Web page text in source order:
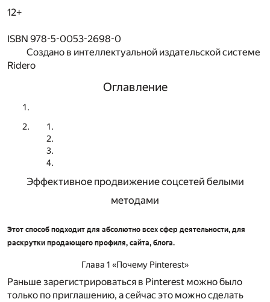
12+
ISBN 978-5-0053-2698-0
Создано в интеллектуальной издательской системе
Ridero
Оглавление
Эффективное продвижение соцсетей белыми
методами
Этот способ подходит для абсолютно всех сфер деятельности, для
раскрутки продающего профиля, сайта, блога.
Глава 1 «Почему Pinterest»
Раньше зарегистрироваться в Pinterest можно было
только по приглашению, а сейчас это можно сделать